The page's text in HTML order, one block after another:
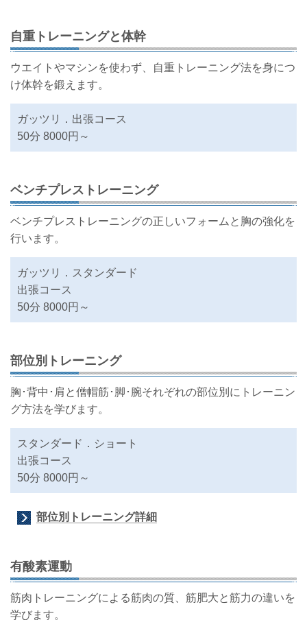
自重トレーニングと体幹
ウエイトやマシンを使わず、自重トレーニング法を身につ
け体幹を鍛えます。
ガッツリ．出張コース
50分 8000円～
ベンチプレストレーニング
ベンチプレストレーニングの正しいフォームと胸の強化を
行います。
ガッツリ．スタンダード
出張コース
50分 8000円～
部位別トレーニング
胸･背中･肩と僧帽筋･脚･腕それぞれの部位別にトレーニン
グ方法を学びます。
スタンダード．ショート
出張コース
50分 8000円～
部位別トレーニング詳細
有酸素運動
筋肉トレーニングによる筋肉の質、筋肥大と筋力の違いを
学びます。